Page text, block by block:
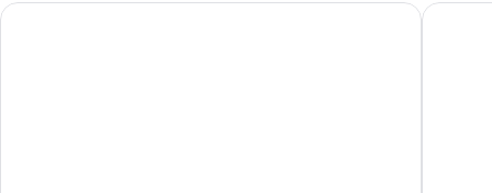
citizenM Washington DC Capitol